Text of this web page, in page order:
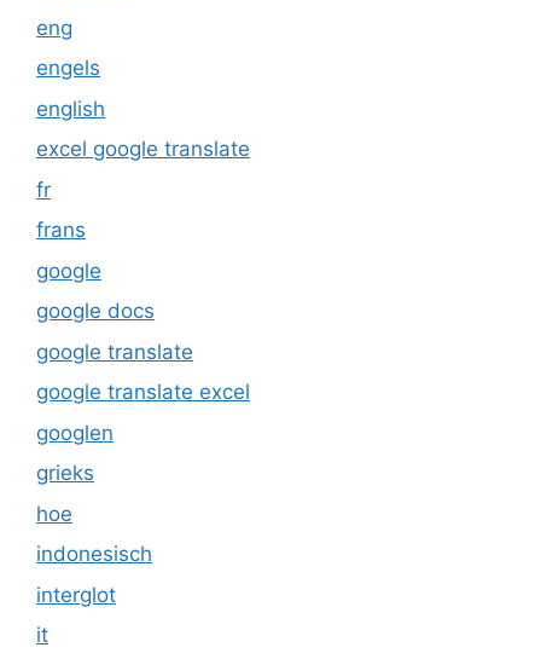
eng
engels
english
excel google translate
fr
frans
google
google docs
google translate
google translate excel
googlen
grieks
hoe
indonesisch
interglot
it